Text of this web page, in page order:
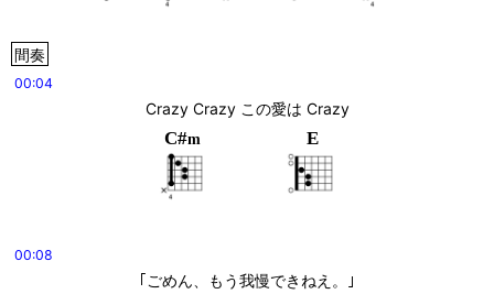
間奏
00:04
Crazy Crazy この愛は Crazy
C#m E
00:08
｢ごめん、もう我慢できねえ。｣